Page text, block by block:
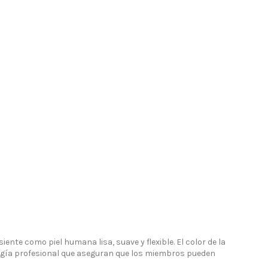
como piel humana lisa, suave y flexible. El color de la
profesional que aseguran que los miembros pueden